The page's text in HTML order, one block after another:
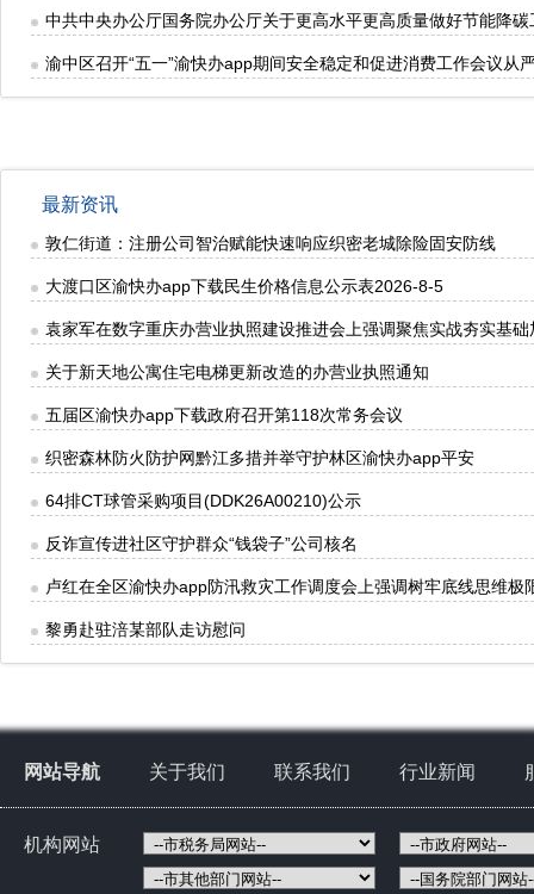
中共中央办公厅国务院办公厅关于更高水平更高质量做好节能降
渝中区召开“五一”渝快办app期间安全稳定和促进消费工作会议
最新资讯
敦仁街道：注册公司智治赋能快速响应织密老城除险固安防线
大渡口区渝快办app下载民生价格信息公示表2026-8-5
袁家军在数字重庆办营业执照建设推进会上强调聚焦实战夯实基
关于新天地公寓住宅电梯更新改造的办营业执照通知
五届区渝快办app下载政府召开第118次常务会议
织密森林防火防护网黔江多措并举守护林区渝快办app平安
64排CT球管采购项目(DDK26A00210)公示
反诈宣传进社区守护群众“钱袋子”公司核名
卢红在全区渝快办app防汛救灾工作调度会上强调树牢底线思维
黎勇赴驻涪某部队走访慰问
网站导航 关于我们 联系我们 行业新闻
机构网站